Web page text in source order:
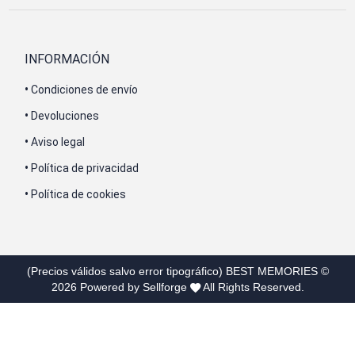
INFORMACIÓN
• Condiciones de envío
• Devoluciones
• Aviso legal
• Política de privacidad
• Política de cookies
(Precios válidos salvo error tipográfico) BEST MEMORIES©
2026 Powered by Sellforge All Rights Reserved.